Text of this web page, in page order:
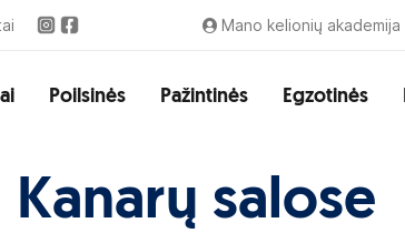
Mano kelionių akademija
Poilsinės Pažintinės Egzotinės
salose